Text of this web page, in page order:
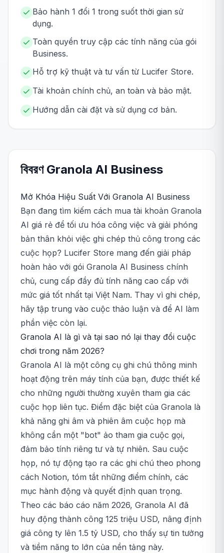
Bảo hành 1 đổi 1 trong suốt thời gian sử
dụng.
Toàn quyền truy cập các tính năng của gói
Business.
Hỗ trợ kỹ thuật và tư vấn từ Lucifer Store.
Tài khoản chính chủ, an toàn và bảo mật.
Hướng dẫn cài đặt và sử dụng cơ bản.
বিবরণ Granola AI Business
Mở Khóa Hiệu Suất Với Granola AI Business
Bạn đang tìm kiếm cách mua tài khoản Granola
AI giá rẻ để tối ưu hóa công việc và giải phóng
bản thân khỏi việc ghi chép thủ công trong các
cuộc họp? Lucifer Store mang đến giải pháp
hoàn hảo với gói Granola AI Business chính
chủ, cung cấp đầy đủ tính năng cao cấp với
mức giá tốt nhất tại Việt Nam. Thay vì ghi chép,
hãy tập trung vào cuộc thảo luận và để AI làm
phần việc còn lại.
Granola AI là gì và tại sao nó lại thay đổi cuộc
chơi trong năm 2026?
Granola AI là một công cụ ghi chú thông minh
hoạt động trên máy tính của bạn, được thiết kế
cho những người thường xuyên tham gia các
cuộc họp liên tục. Điểm đặc biệt của Granola là
khả năng ghi âm và phiên âm cuộc họp mà
không cần một "bot" ảo tham gia cuộc gọi,
đảm bảo tính riêng tư và tự nhiên. Sau cuộc
họp, nó tự động tạo ra các ghi chú theo phong
cách Notion, tóm tắt những điểm chính, các
mục hành động và quyết định quan trọng.
Theo các báo cáo năm 2026, Granola AI đã
huy động thành công 125 triệu USD, nâng định
giá công ty lên 1.5 tỷ USD, cho thấy sự tin tưởng
và tiềm năng to lớn của nền tảng này.